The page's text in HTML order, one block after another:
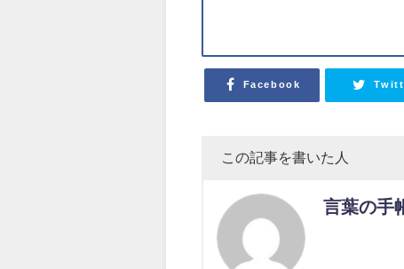
Facebook
この記事を書いた人
言葉の手